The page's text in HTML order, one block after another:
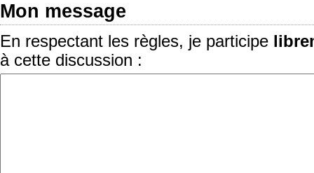
Mon message
En respectant les règles, je participe
à cette discussion :